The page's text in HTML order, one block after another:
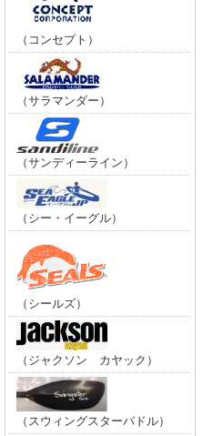
（コンセプト）
（サラマンダー）
（サンディーライン）
（シー・イーグル）
（シールズ）
（ジャクソン カヤック）
（スウィングスターパドル）